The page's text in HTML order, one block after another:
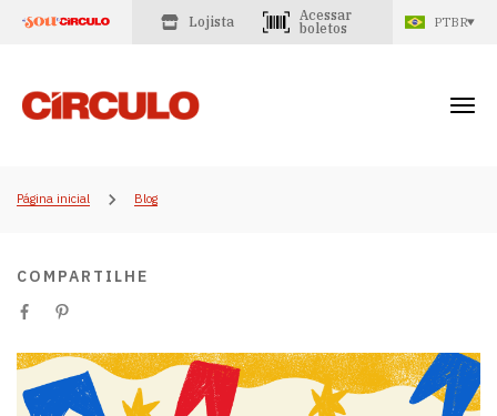
Lojista
Acessar
boletos
PTBR
Página inicial Blog
COMPARTILHE